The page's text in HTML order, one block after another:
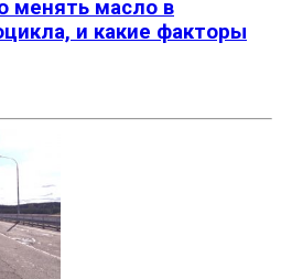
менять масло в
и какие факторы